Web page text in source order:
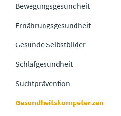
Bewegungsgesundheit
Ernährungsgesundheit
Gesunde Selbstbilder
Schlafgesundheit
Suchtprävention
Gesundheitskompetenzen